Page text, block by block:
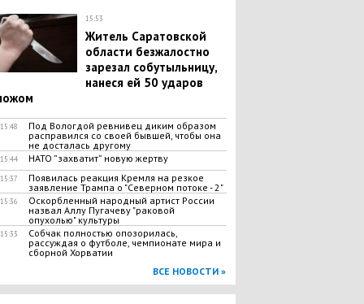
15:53
Житель Саратовской
области безжалостно
зарезал собутыльницу,
нанеся ей 50 ударов
15:48
Под Вологдой ревнивец диким образом
расправился со своей бывшей, чтобы она
не досталась другому
15:44 НАТО ”захватит” новую жертву
15:37
Появилась реакция Кремля на резкое
заявление Трампа о "Северном потоке - 2"
15:36
Оскорбленный народный артист России
назвал Аллу Пугачеву "раковой
опухолью" культуры
15:33
Собчак полностью опозорилась,
рассуждая о футболе, чемпионате мира и
сборной Хорватии
ВСЕ НОВОСТИ »